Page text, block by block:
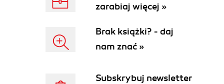
zarabiaj więcej »
Brak książki? - daj
nam znać »
Subskrybuj newsletter